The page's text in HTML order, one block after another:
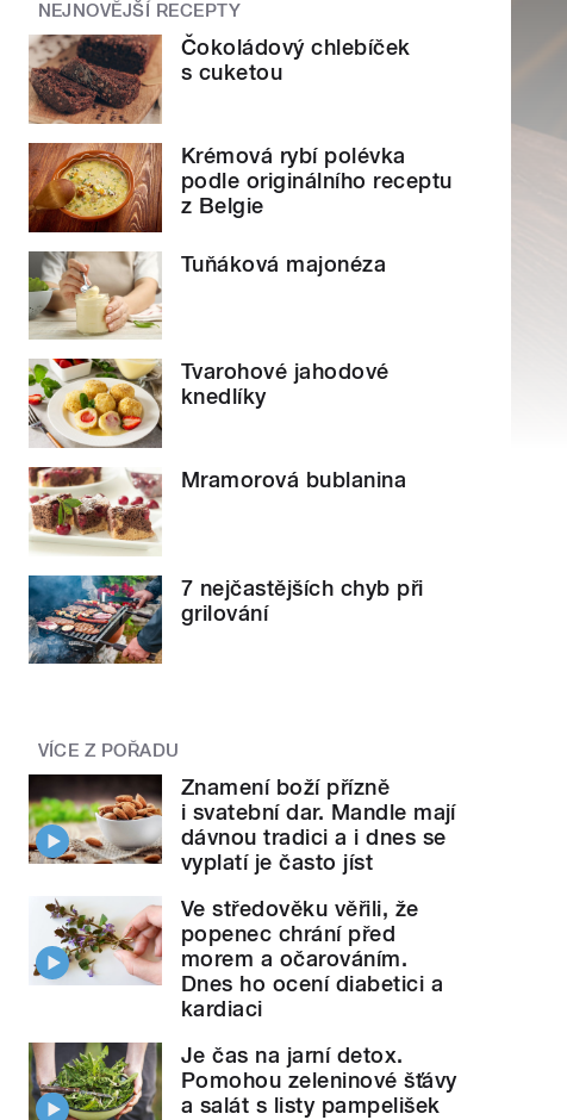
NEJNOVĚJŠÍ RECEPTY
Čokoládový chlebíček
s cuketou
Krémová rybí polévka
podle originálního receptu
z Belgie
Tuňáková majonéza
Tvarohové jahodové
knedlíky
Mramorová bublanina
7 nejčastějších chyb při
grilování
VÍCE Z POŘADU
Znamení boží přízně
i svatební dar. Mandle mají
dávnou tradici a i dnes se
vyplatí je často jíst
Ve středověku věřili, že
popenec chrání před
morem a očarováním.
Dnes ho ocení diabetici a
kardiaci
Je čas na jarní detox.
Pomohou zeleninové šťávy
a salát s listy pampelišek